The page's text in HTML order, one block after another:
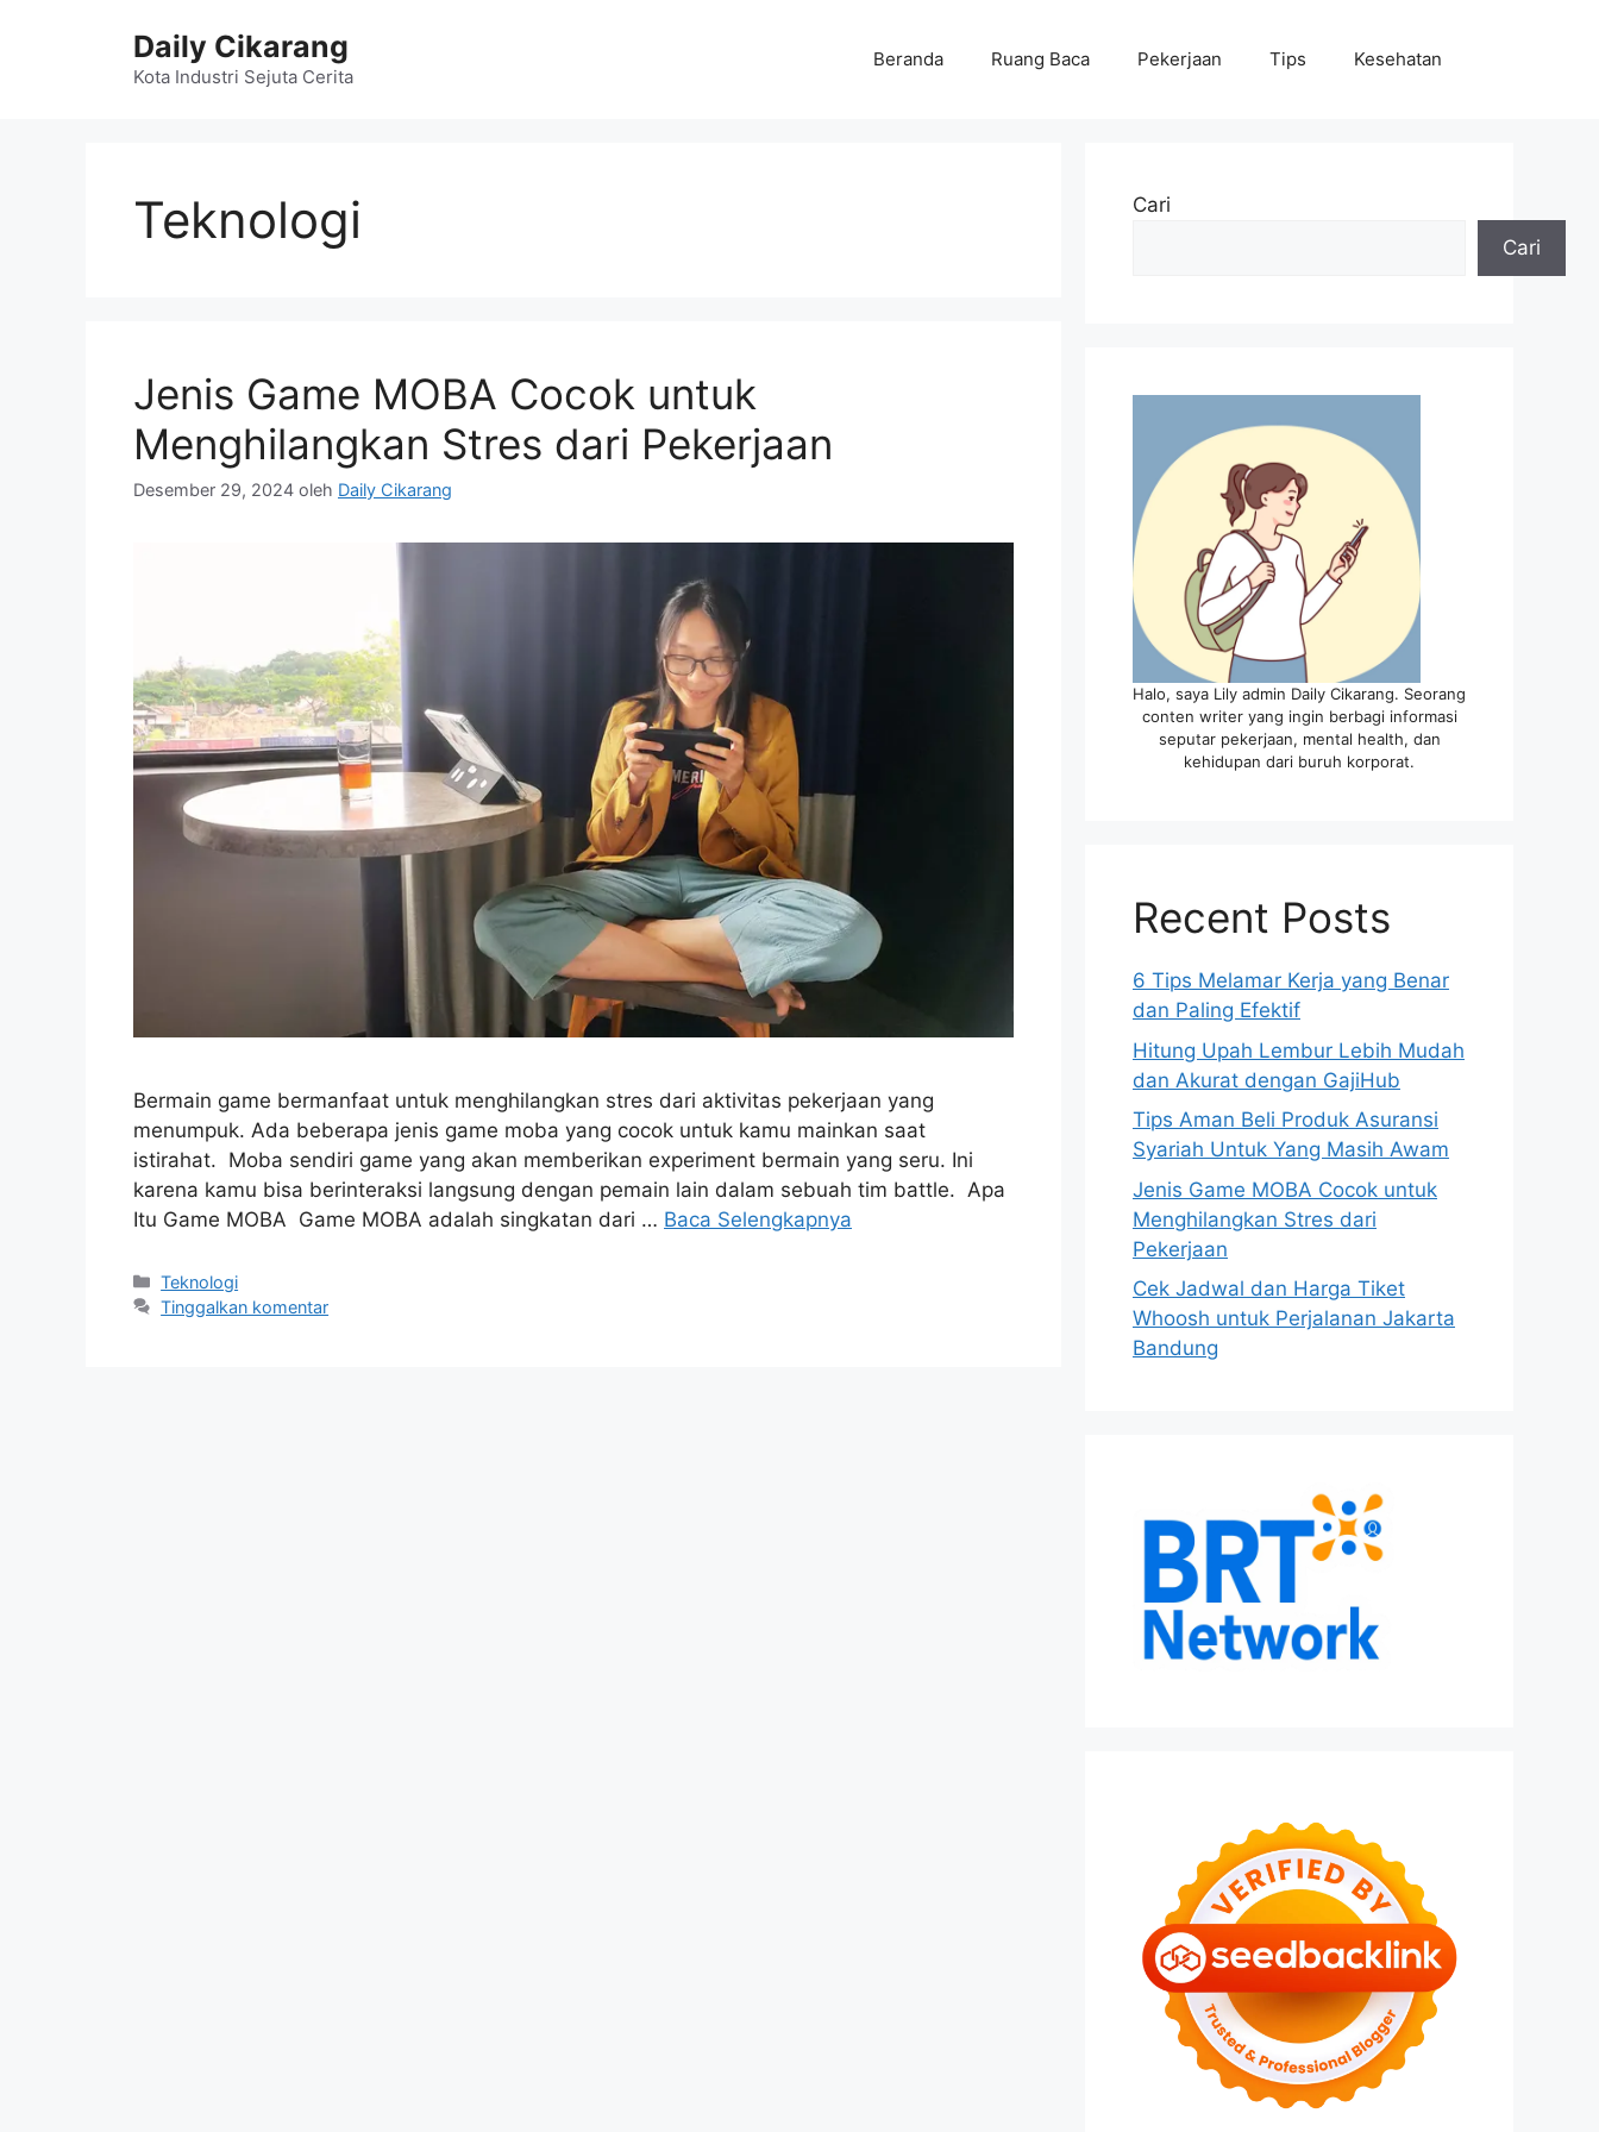
Daily Cikarang
Kota Industri Sejuta Cerita
Beranda Ruang Baca Pekerjaan Tips Kesehatan
Teknologi
Jenis Game MOBA Cocok untuk
Menghilangkan Stres dari Pekerjaan
Desember 29, 2024 oleh Daily Cikarang
Bermain game bermanfaat untuk menghilangkan stres dari aktivitas pekerjaan yang
menumpuk. Ada beberapa jenis game moba yang cocok untuk kamu mainkan saat
istirahat. Moba sendiri game yang akan memberikan experiment bermain yang seru. Ini
karena kamu bisa berinteraksi langsung dengan pemain lain dalam sebuah tim battle. Apa
Itu Game MOBA Game MOBA adalah singkatan dari … Baca Selengkapnya
Kategori
Teknologi
Tinggalkan komentar
Cari
Cari
Halo, saya Lily admin Daily Cikarang. Seorang
conten writer yang ingin berbagi informasi
seputar pekerjaan, mental health, dan
kehidupan dari buruh korporat.
Recent Posts
6 Tips Melamar Kerja yang Benar
dan Paling Efektif
Hitung Upah Lembur Lebih Mudah
dan Akurat dengan GajiHub
Tips Aman Beli Produk Asuransi
Syariah Untuk Yang Masih Awam
Jenis Game MOBA Cocok untuk
Menghilangkan Stres dari
Pekerjaan
Cek Jadwal dan Harga Tiket
Whoosh untuk Perjalanan Jakarta
Bandung